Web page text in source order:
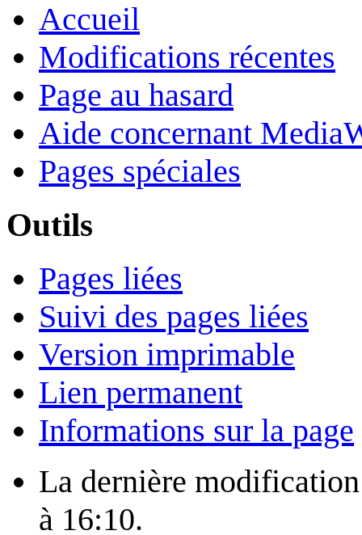
Accueil
Modifications récentes
Page au hasard
Aide concernant
Pages spéciales
Outils
Pages liées
Suivi des pages liées
Version imprimable
Lien permanent
Informations sur la page
La dernière
à 16:10.